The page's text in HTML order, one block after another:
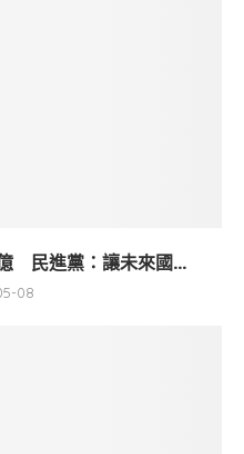
民進黨：讓未來國...
08